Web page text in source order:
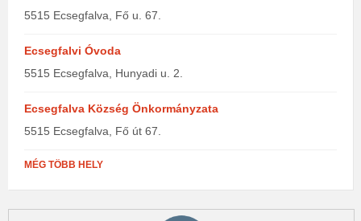
5515 Ecsegfalva, Fő u. 67.
Ecsegfalvi Óvoda
5515 Ecsegfalva, Hunyadi u. 2.
Ecsegfalva Község Önkormányzata
5515 Ecsegfalva, Fő út 67.
MÉG TÖBB HELY